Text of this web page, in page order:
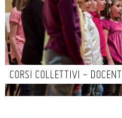
CORSI COLLETTIVI -